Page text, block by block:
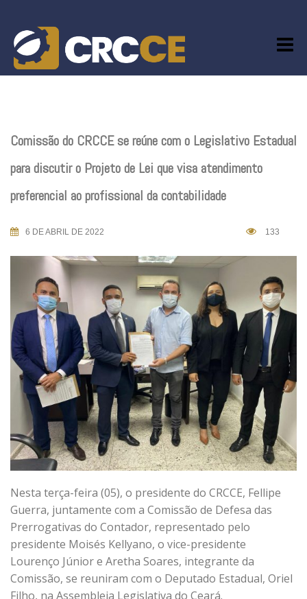
content
Comissão do CRCCE se reúne com o Legislativo Estadual
para discutir o Projeto de Lei que visa atendimento
preferencial ao profissional da contabilidade
6 DE ABRIL DE 2022 133
Nesta terça-feira (05), o presidente do CRCCE, Fellipe
Guerra, juntamente com a Comissão de Defesa das
Prerrogativas do Contador, representado pelo
presidente Moisés Kellyano, o vice-presidente
Lourenço Júnior e Aretha Soares, integrante da
Comissão, se reuniram com o Deputado Estadual, Oriel
Filho, na Assembleia Legislativa do Ceará.